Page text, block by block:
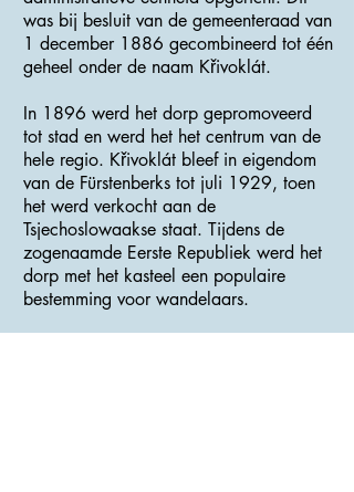
was bij besluit van de gemeenteraad van
1 december 1886 gecombineerd tot één
geheel onder de naam Křivoklát.
In 1896 werd het dorp gepromoveerd
tot stad en werd het het centrum van de
hele regio. Křivoklát bleef in eigendom
van de Fürstenberks tot juli 1929, toen
het werd verkocht aan de
Tsjechoslowaakse staat. Tijdens de
zogenaamde Eerste Republiek werd het
dorp met het kasteel een populaire
bestemming voor wandelaars.